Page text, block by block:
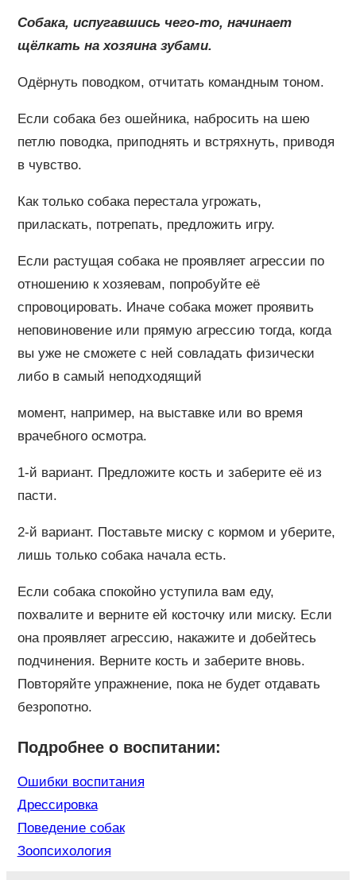
Собака, испугавшись чего-то, начинает
щёлкать на хозяина зубами.
Одёрнуть поводком, отчитать командным тоном.
Если собака без ошейника, набросить на шею
петлю поводка, приподнять и встряхнуть, приводя
в чувство.
Как только собака перестала угрожать,
приласкать, потрепать, предложить игру.
Если растущая собака не проявляет агрессии по
отношению к хозяевам, попробуйте её
спровоцировать. Иначе собака может проявить
неповиновение или прямую агрессию тогда, когда
вы уже не сможете с ней совладать физически
либо в самый неподходящий
момент, например, на выставке или во время
врачебного осмотра.
1-й вариант. Предложите кость и заберите её из
пасти.
2-й вариант. Поставьте миску с кормом и уберите,
лишь только собака начала есть.
Если собака спокойно уступила вам еду,
похвалите и верните ей косточку или миску. Если
она проявляет агрессию, накажите и добейтесь
подчинения. Верните кость и заберите вновь.
Повторяйте упражнение, пока не будет отдавать
безропотно.
Подробнее о воспитании:
Ошибки воспитания
Дрессировка
Поведение собак
Зоопсихология